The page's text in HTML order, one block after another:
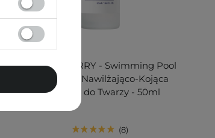
EQQUALBERRY - Swimming Pool
Ampoule - Nawilżająco-Kojąca
Ampułka do Twarzy - 50ml
8